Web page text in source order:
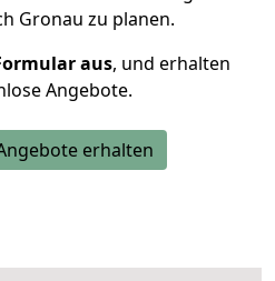
Gronau zu planen.
aus, und erhalten
Angebote.
erhalten